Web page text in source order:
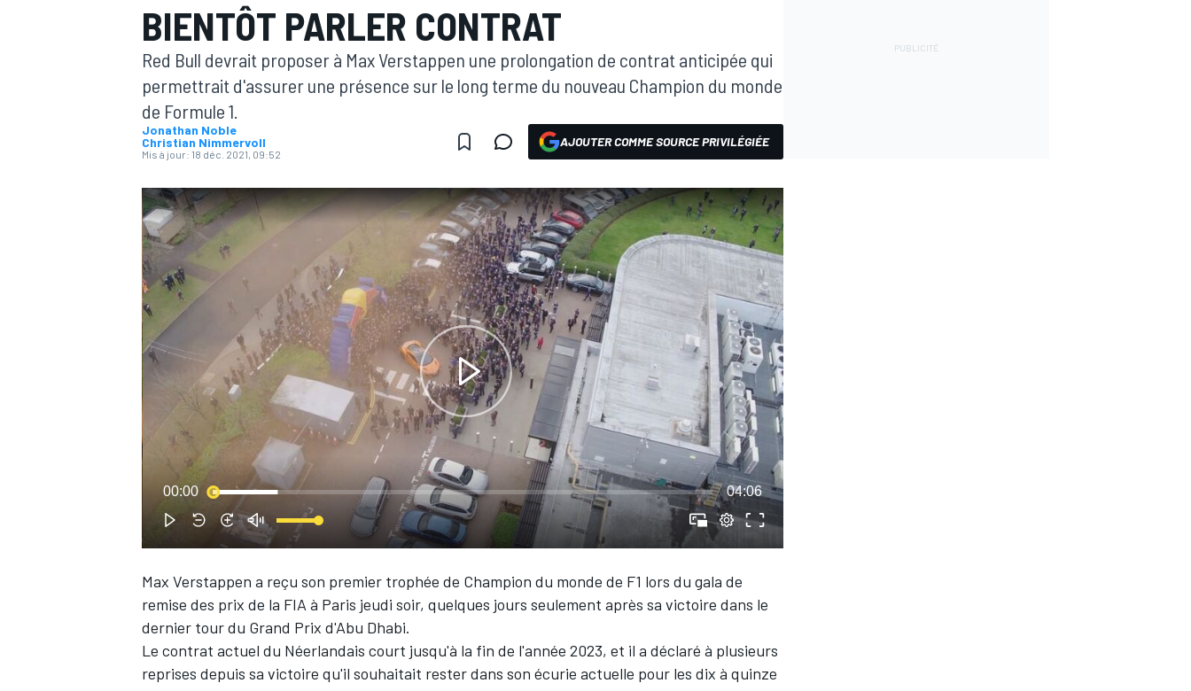
MOTOGP
BIENTÔT PARLER CONTRAT
Red Bull devrait proposer à Max Verstappen une prolongation de contrat anticipée qui
permettrait d'assurer une présence sur le long terme du nouveau Champion du monde
de Formule 1.
Jonathan Noble
Christian Nimmervoll
Mis à jour: 18 déc. 2021, 09:52
AJOUTER COMME SOURCE PRIVILÉGIÉE
00:00 04:06
Max Verstappen a reçu son premier trophée de Champion du monde de F1 lors du gala de
remise des prix de la FIA à Paris jeudi soir, quelques jours seulement après sa victoire dans le
dernier tour du Grand Prix d'Abu Dhabi.
Le contrat actuel du Néerlandais court jusqu'à la fin de l'année 2023, et il a déclaré à plusieurs
reprises depuis sa victoire qu'il souhaitait rester dans son écurie actuelle pour les dix à quinze